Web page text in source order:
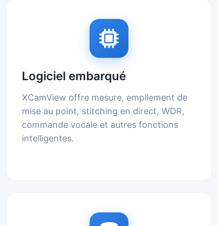
Logiciel embarqué
XCamView offre mesure, empilement de
mise au point, stitching en direct, WDR,
commande vocale et autres fonctions
intelligentes.